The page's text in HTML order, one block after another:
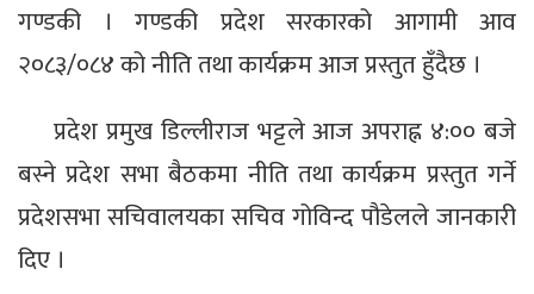
गण्डकी । गण्डकी प्रदेश सरकारको आगामी आव
२०८३/०८४ को नीति तथा कार्यक्रम आज प्रस्तुत हुँदैछ ।
प्रदेश प्रमुख डिल्लीराज भट्टले आज अपराह्न ४:०० बजे
बस्ने प्रदेश सभा बैठकमा नीति तथा कार्यक्रम प्रस्तुत गर्ने
प्रदेशसभा सचिवालयका सचिव गोविन्द पौडेलले जानकारी
दिए ।